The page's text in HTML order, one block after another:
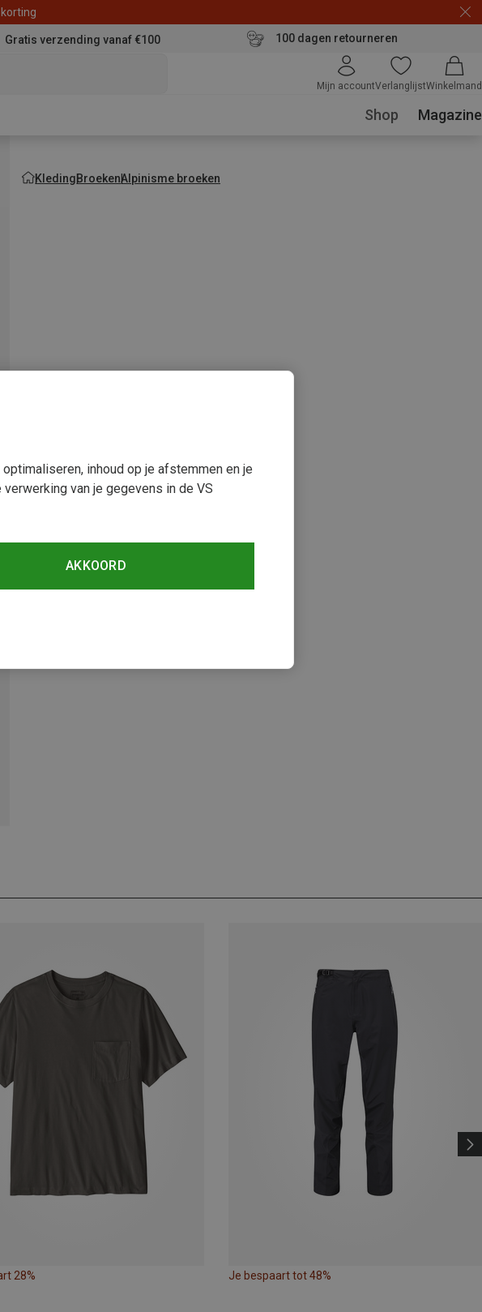
Gratis verzending vanaf €100 100 dagen retourneren
Mijn accountVerlanglijstWinkelmand
Shop Magazine
KledingBroekenAlpinisme broeken
28% Je bespaart tot 48%
inhoud op je afstemmen en je
van je gegevens in de VS
AKKOORD